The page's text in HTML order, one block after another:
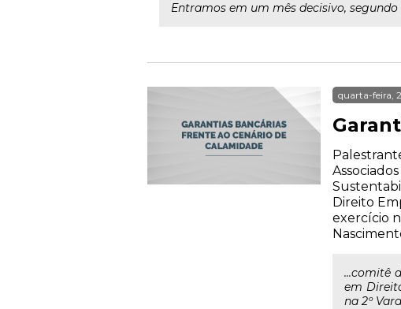
Entramos em um mês decisivo,
quarta-feira,
Direito
exercício
...comitê
em
na 2º